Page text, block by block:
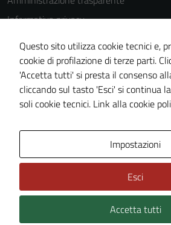
Informativa privacy
Cookie Policy
Note legali
Dichiarazione di accessibilità
Piano di miglioramento del sito
Technical Design s.r.l.
Questo sito utilizza cookie tecnici e,
cookie di profilazione di terze parti.
'Accetta tutti' si presta il consenso
cliccando sul tasto 'Esci' si continua
soli cookie tecnici. Link alla cookie
Impostazioni
Esci
Accetta tutti